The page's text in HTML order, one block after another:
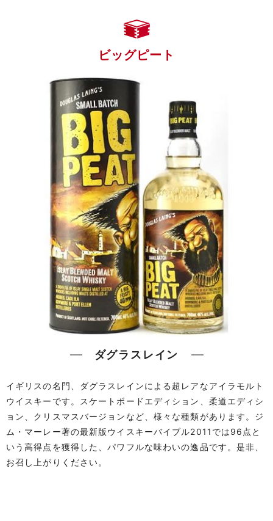
ビッグピート
ダグラスレイン
イギリスの名門、ダグラスレインによる超レアなアイラモルト
ウイスキーです。スケートボードエディション、柔道エディシ
ョン、クリスマスバージョンなど、様々な種類があります。ジ
ム・マーレー著の最新版ウイスキーバイブル2011では96点と
いう高得点を獲得した、パワフルな味わいの逸品です。是非、
お召し上がりください。